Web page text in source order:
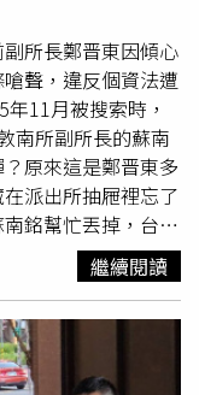
所長鄭晋東因傾心
聲，違反個資法遭
11月被搜索時，
南所副所長的蘇南
原來這是鄭晋東多
派出所抽屜裡忘了
銘幫忙丟掉，台北
起訴聲請簡易判
處分不起訴。本案
在1996年到2011
擊發的子彈，先帶
子彈帶到敦南所
繼續閱讀